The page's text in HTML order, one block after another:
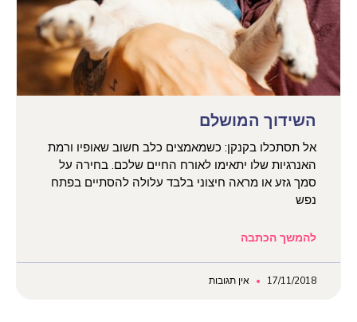
השידוך המושלם
אל תסתכלו בקנקן: כשמאמצים כלב חשוב שאופיו ורמת
האנרגיות שלו יתאימו לאורח החיים שלכם. בחירה על
סמך גזע או מראה חיצוני בלבד עלולה להסתיים בפתח
נפש
להמשך הכתבה
17/11/2018 אין תגובות